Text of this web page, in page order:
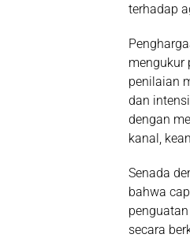
terhadap
mengukur
penilaian
dan
dengan
kanal,
Senada
bahwa
secara